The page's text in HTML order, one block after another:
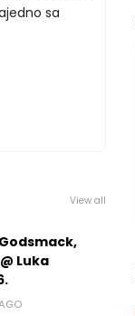
sa
View all
Luka